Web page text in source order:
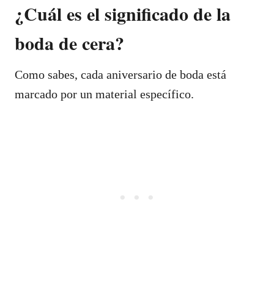
¿Cuál es el significado de la
boda de cera?
Como sabes, cada aniversario de boda está
marcado por un material específico.